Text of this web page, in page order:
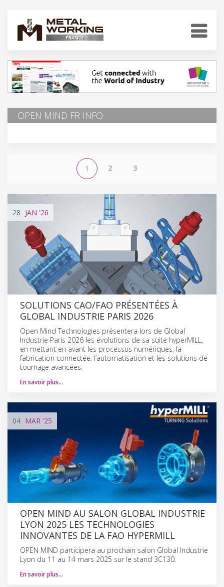
OPEN MIND FR INFO
1 2 3
28 JAN '26
SOLUTIONS CAO/FAO PRÉSENTÉES À
GLOBAL INDUSTRIE PARIS 2026
Open Mind Technologies présentera lors de Global
Industrie Paris 2026 les évolutions de sa suite hyperMILL,
en mettant en avant les processus numériques, la
fabrication connectée, l’automatisation et les solutions de
tournage avancées.
En savoir plus…
04 MAR '25
OPEN MIND AU SALON GLOBAL INDUSTRIE
LYON 2025 LES TECHNOLOGIES
INNOVANTES DE LA FAO HYPERMILL
OPEN MIND participera au prochain salon Global Industrie
Lyon du 11 au 14 mars 2025 sur le stand 3C130.
En savoir plus…